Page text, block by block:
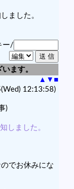
ました。
ー/
ます。
▲ ▼ ■
12:13:58)
)
しました。
でお休みにな